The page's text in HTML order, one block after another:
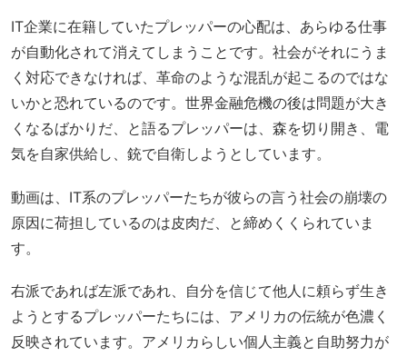
IT企業に在籍していたプレッパーの心配は、あらゆる仕事
が自動化されて消えてしまうことです。社会がそれにうま
く対応できなければ、革命のような混乱が起こるのではな
いかと恐れているのです。世界金融危機の後は問題が大き
くなるばかりだ、と語るプレッパーは、森を切り開き、電
気を自家供給し、銃で自衛しようとしています。
動画は、IT系のプレッパーたちが彼らの言う社会の崩壊の
原因に荷担しているのは皮肉だ、と締めくくられていま
す。
右派であれば左派であれ、自分を信じて他人に頼らず生き
ようとするプレッパーたちには、アメリカの伝統が色濃く
反映されています。アメリカらしい個人主義と自助努力が